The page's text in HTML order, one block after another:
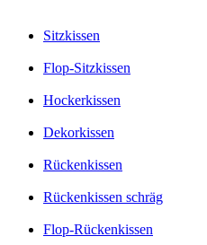
Sitzkissen
Flop-Sitzkissen
Hockerkissen
Dekorkissen
Rückenkissen
Rückenkissen schräg
Flop-Rückenkissen